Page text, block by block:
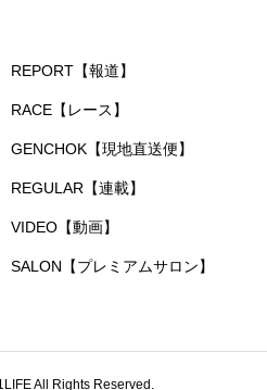
REPORT【報道】
RACE【レース】
GENCHOK【現地直送便】
REGULAR【連載】
VIDEO【動画】
SALON【プレミアムサロン】
All Rights Reserved.